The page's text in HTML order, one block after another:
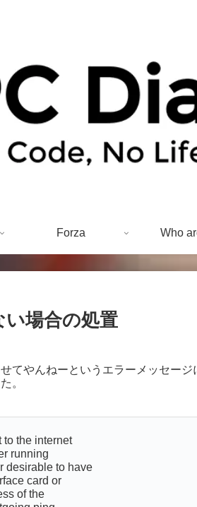
Forza Who
場合の処置
てやんねーというエラーメッセージ
。
to the internet
running
desirable to have
card or
of the